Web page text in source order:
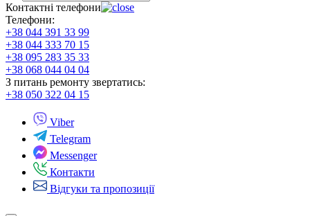
Контактні телефони
Телефони:
+38 044 391 33 99
+38 044 333 70 15
+38 095 283 35 33
+38 068 044 04 04
З питань ремонту звертатись:
+38 050 322 04 15
Viber
Telegram
Messenger
Контакти
Відгуки та пропозиції